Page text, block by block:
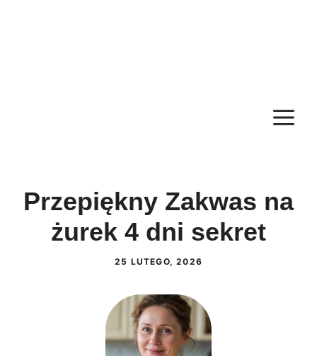
Przepiękny Zakwas na
żurek 4 dni sekret
25 LUTEGO, 2026